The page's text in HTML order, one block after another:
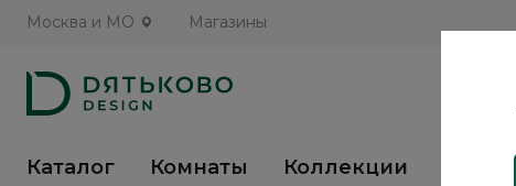
Москва и МО Магазины
Каталог Комнаты Коллекции